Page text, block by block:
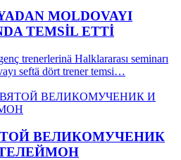
MOLDOVAYI
TEMSİL ETTİ
trenerlerinä Halklararası seminarı
seftä dört trener temsi…
ВЕЛИКОМУЧЕНИК